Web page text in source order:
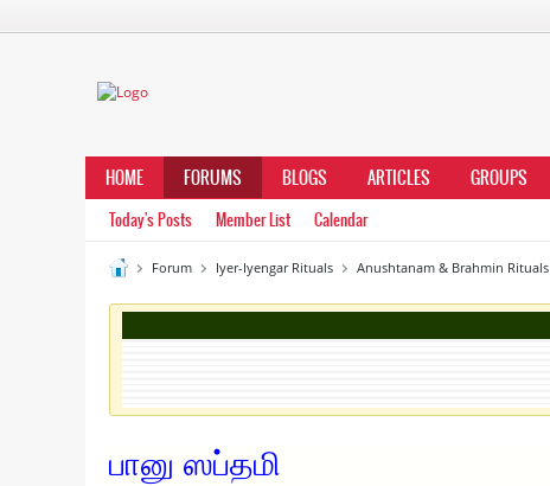
HOME FORUMS BLOGS ARTICLES GROUPS
Today's Posts Member List Calendar
Forum Iyer-Iyengar Rituals Anushtanam & Brahmin Rituals
பானு ஸப்தமி